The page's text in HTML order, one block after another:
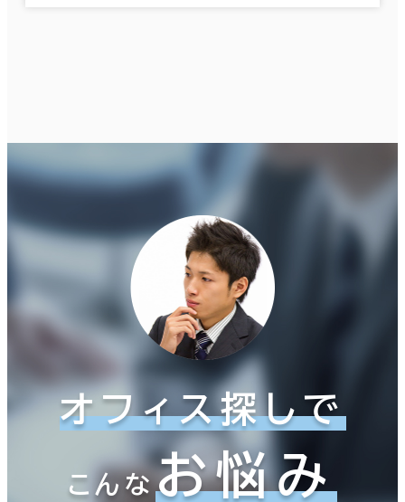
オフィス探しで
こんなお悩み